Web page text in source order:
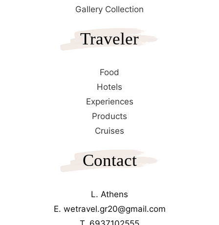
Gallery Collection
Traveler
Food
Hotels
Experiences
Products
Cruises
Contact
L. Athens
E. wetravel.gr20@gmail.com